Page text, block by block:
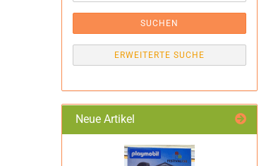
SUCHEN
ERWEITERTE SUCHE
Neue Artikel